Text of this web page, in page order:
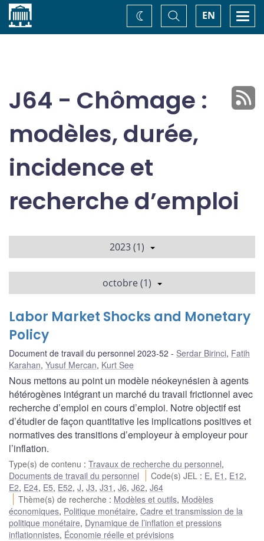
Accueil EN
Basculer
la
recherche
Changez
de
J64 - Chômage :
modèles, durée,
incidence et
recherche d’emploi
2023 (1)
octobre (1)
Labor Market Shocks and Monetary
Policy
Document de travail du personnel 2023-52 Serdar Birinci, Fatih
Karahan, Yusuf Mercan, Kurt See
Nous mettons au point un modèle néokeynésien à agents
hétérogènes intégrant un marché du travail frictionnel avec
recherche d’emploi en cours d’emploi. Notre objectif est
d’étudier de façon quantitative les implications positives et
normatives des transitions d’employeur à employeur pour
l’inflation.
Type(s) de contenu : Travaux de recherche du personnel,
Documents de travail du personnel
Code(s) JEL : E, E1 , E12,
E2, E24, E5, E52, J, J3, J31 , J6, J62, J64
Thème(s) de recherche : Modèles et outils, Modèles
économiques, Politique monétaire, Cadre et transmission de la
politique monétaire, Dynamique de l’inflation et pressions
inflationnistes, Économie réelle et prévisions